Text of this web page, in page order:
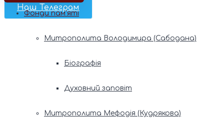
Наш Телеграм
Фонди пам’яті
Митрополита Володимира (Сабодана)
Біографія
Духовний заповіт
Митрополита Мефодія (Кудрякова)